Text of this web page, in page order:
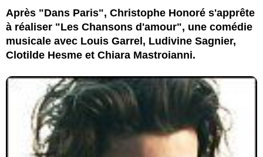
Après "Dans Paris", Christophe Honoré s'apprête
à réaliser "Les Chansons d'amour", une comédie
musicale avec Louis Garrel, Ludivine Sagnier,
Clotilde Hesme et Chiara Mastroianni.